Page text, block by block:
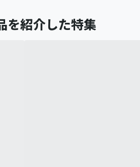
を紹介した特集